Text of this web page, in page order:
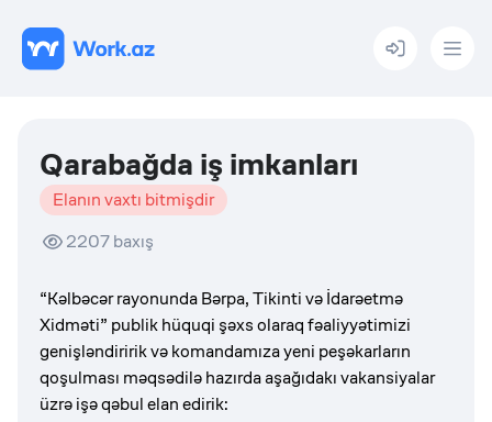
Menu
Qarabağda iş imkanları
Elanın vaxtı bitmişdir
2207baxış
“Kəlbəcər rayonunda Bərpa, Tikinti və İdarəetmə
Xidməti” publik hüquqi şəxs olaraq fəaliyyətimizi
genişləndiririk və komandamıza yeni peşəkarların
qoşulması məqsədilə hazırda aşağıdakı vakansiyalar
üzrə işə qəbul elan edirik: